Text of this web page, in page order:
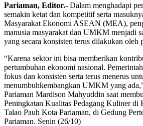
Pariaman, Editor.- Dalam menghadapi
semakin ketat dan kompetitif serta
Masyarakat Ekonomi ASEAN (MEA),
manusia masyarakat dan UMKM menjadi
yang secara konsisten terus dilakukan oleh
“Karena sektor ini bisa memberikan
pertumbuhan ekonomi nasional.
fokus dan konsisten serta terus menerus
menumbuhkembangkan UMKM yang
Pariaman Mardison Mahyuddin saat
Peningkatan Kualitas Pedagang Kuliner di
Talao Pauh Kota Pariaman, di Gedung
Pariaman. Senin (26/10)